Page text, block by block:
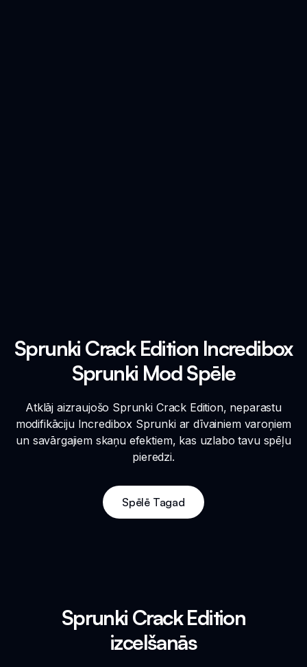
Sprunki Crack Edition Incredibox
Sprunki Mod Spēle
Atklāj aizraujošo Sprunki Crack Edition, neparastu
modifikāciju Incredibox Sprunki ar dīvainiem varoņiem
un savārgajiem skaņu efektiem, kas uzlabo tavu spēļu
pieredzi.
Spēlē Tagad
Sprunki Crack Edition
izcelšanās